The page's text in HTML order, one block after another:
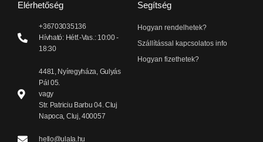
Elérhetőség
+36703035136
Hívható: Hétf.-Vas.: 10:00 -
18:30
4481, Nyíregyháza, Gulyás
Pál 05.
vagy
Str. Patriciu Barbu 04. Cluj
Napoca, Cluj, 400057
hello@ulala.hu
Segítség
Hogyan rendelhetek?
Szállítással kapcsolatos info
Hogyan fizethetek?